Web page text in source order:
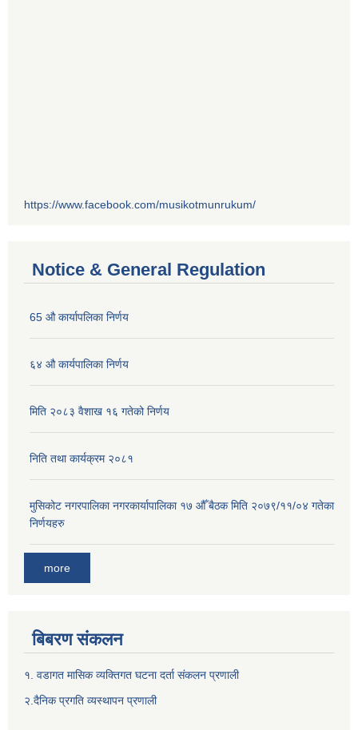
https://www.facebook.com/musikotmunrukum/
Notice & General Regulation
65 औ कार्यापलिका निर्णय
६४ औ कार्यपालिका निर्णय
मिति २०८३ वैशाख १६ गतेको निर्णय
निति तथा कार्यक्रम २०८१
मुसिकोट नगरपालिका नगरकार्यापालिका १७ औँ बैठक मिति २०७९/११/०४ गतेका
निर्णयहरु
more
बिबरण संकलन
१. वडागत मासिक व्यक्तिगत घटना दर्ता संकलन प्रणाली
२.दैनिक प्रगति व्यस्थापन प्रणाली